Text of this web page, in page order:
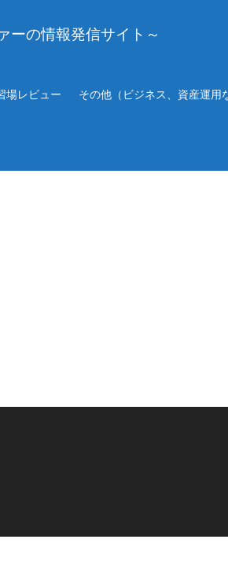
ーの情報発信サイト～
場レビュー その他（ビジネス、資産運用